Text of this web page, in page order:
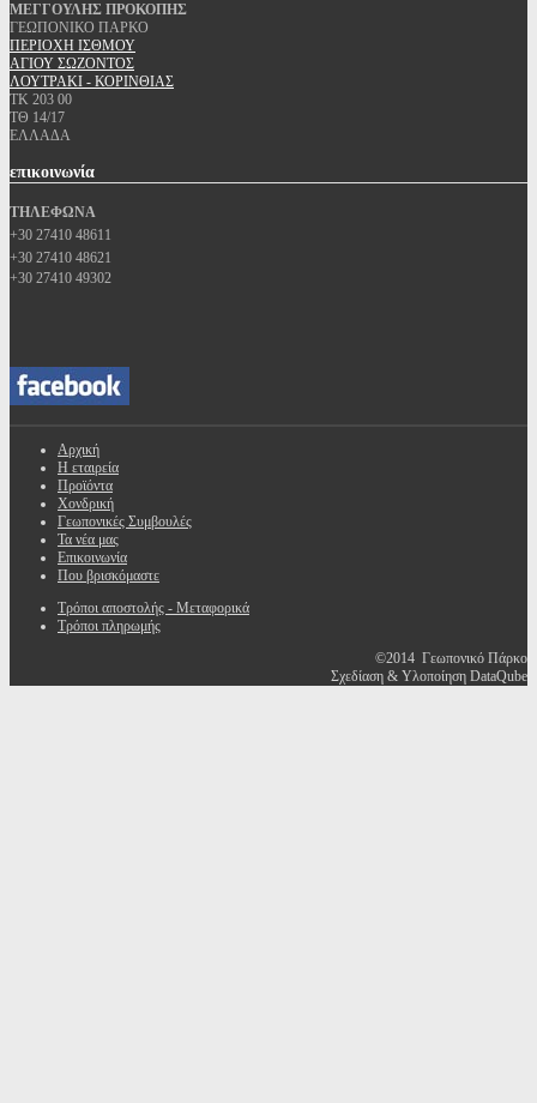
ΜΕΓΓΟΥΛΗΣ ΠΡΟΚΟΠΗΣ
ΓΕΩΠΟΝΙΚΟ ΠΑΡΚΟ
ΠΕΡΙΟΧΗ ΙΣΘΜΟΥ
ΑΓΙΟΥ ΣΩΖΟΝΤΟΣ
ΛΟΥΤΡΑΚΙ - ΚΟΡΙΝΘΙΑΣ
ΤΚ 203 00
ΤΘ 14/17
ΕΛΛΑΔΑ
επικοινωνία
ΤΗΛΕΦΩΝΑ
+30 27410 48611
+30 27410 48621
+30 27410 49302
Αρχική
Η εταιρεία
Προϊόντα
Χονδρική
Γεωπονικές Συμβουλές
Τα νέα μας
Επικοινωνία
Που βρισκόμαστε
Τρόποι αποστολής - Μεταφορικά
Τρόποι πληρωμής
©2014 Γεωπονικό Πάρκο
Σχεδίαση & Υλοποίηση DataQube